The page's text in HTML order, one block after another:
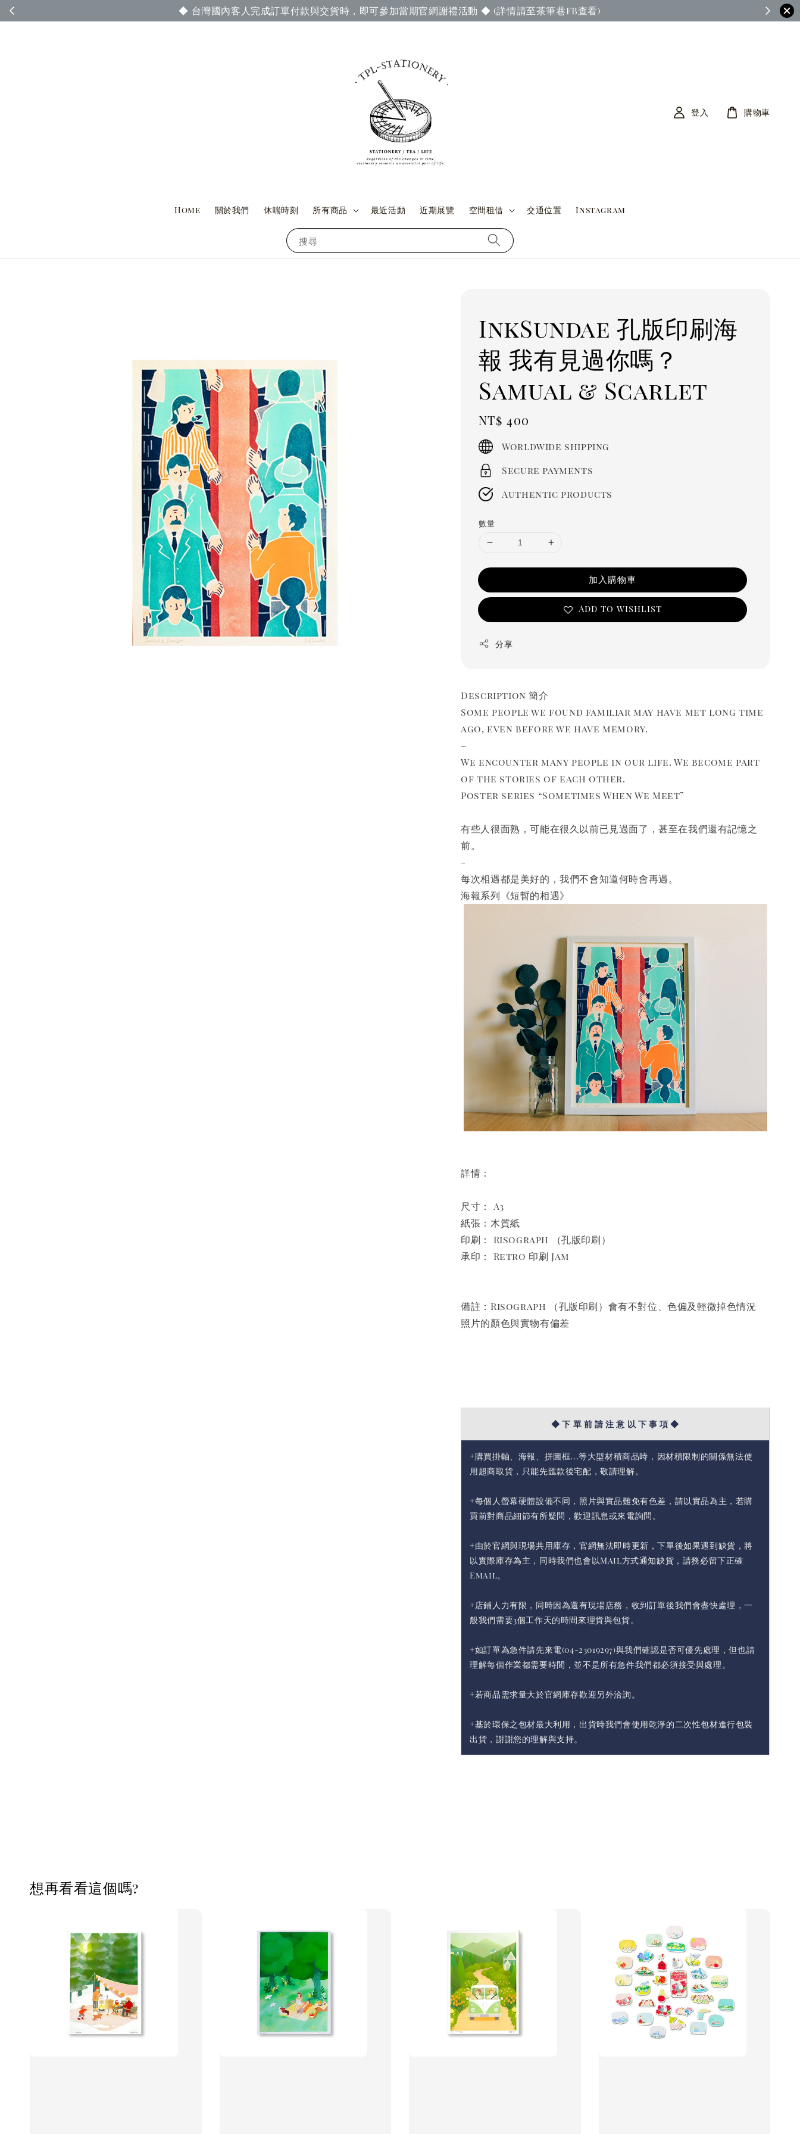
◆ 台灣國內客人完成訂單付款與交貨時，即可參加當期官網謝禮活動 ◆ (詳情請至茶筆巷FB查看)
搜尋
Home 關於我們 休喘時刻 所有商品 最近活動 近期展覽 空間租借 交通位置 Instagram
登入 購物車
InkSundae 孔版印刷海
報 我有見過你嗎？
Samual & Scarlet
Regular
price
NT$ 400
Worldwide shipping
Secure payments
Authentic products
數量
加入購物車
Add to wishlist
分享
Description 簡介
Some people we found familiar may have met long time
ago, even before we have memory.
–
We encounter many people in our life. We become part
of the stories of each other.
Poster series “Sometimes When We Meet”
有些人很面熟，可能在很久以前已見過面了，甚至在我們還有記憶之
前。
-
每次相遇都是美好的，我們不會知道何時會再遇。
海報系列《短暫的相遇》
詳情：
尺寸： A3
紙張：木質紙
印刷： Risograph （孔版印刷）
承印： Retro 印刷 Jam
備註：Risograph （孔版印刷）會有不對位、色偏及輕微掉色情況
照片的顏色與實物有偏差
◆ 下 單 前 請 注 意 以 下 事 項 ◆
+購買掛軸、海報、拼圖框...等大型材積商品時，因材積限制的關係無法使
用超商取貨，只能先匯款後宅配，敬請理解。
+每個人螢幕硬體設備不同，照片與實品難免有色差，請以實品為主，若購
買前對商品細節有所疑問，歡迎訊息或來電詢問。
+由於官網與現場共用庫存，官網無法即時更新，下單後如果遇到缺貨，將
以實際庫存為主，同時我們也會以Mail方式通知缺貨，請務必留下正確
Email。
+店鋪人力有限，同時因為還有現場店務，收到訂單後我們會盡快處理，一
般我們需要3個工作天的時間來理貨與包貨。
+如訂單為急件請先來電(04-23019297)與我們確認是否可優先處理，但也請
理解每個作業都需要時間，並不是所有急件我們都必須接受與處理。
+若商品需求量大於官網庫存歡迎另外洽詢。
+基於環保之包材最大利用，出貨時我們會使用乾淨的二次性包材進行包裝
出貨，謝謝您的理解與支持。
想再看看這個嗎?